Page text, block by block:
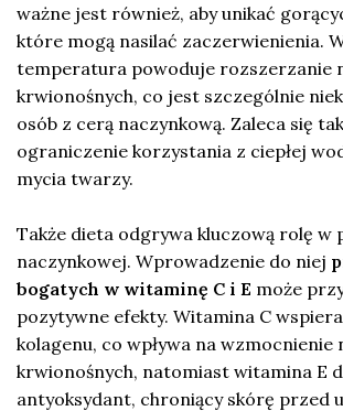
ważne jest również, aby unikać
które mogą nasilać zaczerwienienia.
temperatura powoduje rozszerzanie
krwionośnych, co jest szczególnie
osób z cerą naczynkową. Zaleca się
ograniczenie korzystania z ciepłej
mycia twarzy.
Także dieta odgrywa kluczową rolę w
naczynkowej. Wprowadzenie do niej
bogatych w witaminę C i E może
pozytywne efekty. Witamina C
kolagenu, co wpływa na wzmocnienie
krwionośnych, natomiast witamina E
antyoksydant, chroniący skórę przed